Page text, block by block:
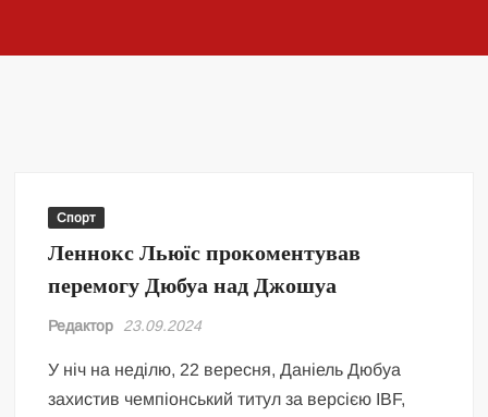
Спорт
Леннокс Льюїс прокоментував
перемогу Дюбуа над Джошуа
Редактор 23.09.2024
У ніч на неділю, 22 вересня, Даніель Дюбуа
захистив чемпіонський титул за версією IBF,